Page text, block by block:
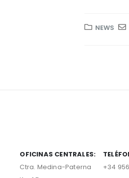
NEWS
OFICINAS CENTRALES:
Ctra. Medina-Paterna
+34